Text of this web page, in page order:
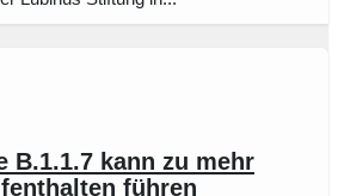
B.1.1.7 kann zu mehr
führen